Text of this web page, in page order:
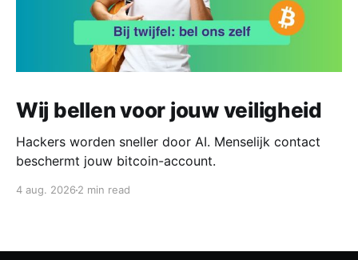
Wij bellen voor jouw veiligheid
Hackers worden sneller door AI. Menselijk contact
beschermt jouw bitcoin-account.
4 aug. 2026 2 min read